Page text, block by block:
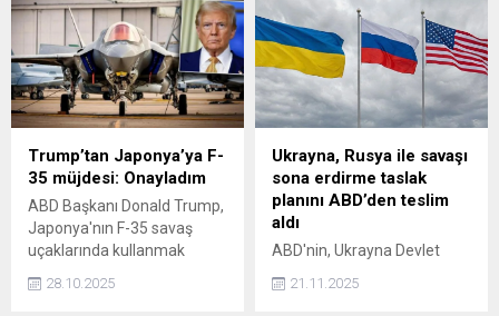
kabul etti. IRIB, "Bilgi akışı
başka kurumların
kontrolündeydi. Bizim teyit
etme şansımız yoktu." dedi.
2,5 milyar dolar
toplayacağını bildirdi.
Trump’tan Japonya’ya F-
35 müjdesi: Onayladım
ABD Başkanı Donald Trump,
Japonya'nın F-35 savaş
uçaklarında kullanmak
ilk partisinin teslimatını
28.10.2025
Ukrayna, Rusya ile savaşı
sona erdirme taslak
planını ABD’den teslim
aldı
ABD'nin, Ukrayna Devlet
Zelenskiy'ye, Rusya ile
21.11.2025